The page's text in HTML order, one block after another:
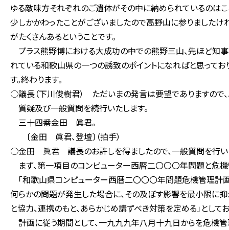
ゆる敵味方それぞれのご遺体がその中に納められているのはこ
少しかかわったことがございましたので高野山に参りました
がたくさんあるということです。
プラス熊野博における大成功の中での熊野三山、先ほど知
れている和歌山県の一つの誘致のポイントになればと思って
す。終わります。
○議長（下川俊樹君） ただいまの発言は要望でありますので
質疑及び一般質問を続行いたします。
三十四番金田 眞君。
〔金田 眞君、登壇〕（拍手）
○金田 眞君 議長のお許しを得ましたので、一般質問を行い
まず、第一項目のコンピューター西暦二〇〇〇年問題と危機
「和歌山県コンピューター西暦二〇〇〇年問題危機管理計
何らかの問題が発生した場合に、その及ぼす影響を最小限に
と協力、連携のもと、あらかじめ講ずべき対策を定める」としてお
計画に従う期間として、一九九九年八月十九日からを危機